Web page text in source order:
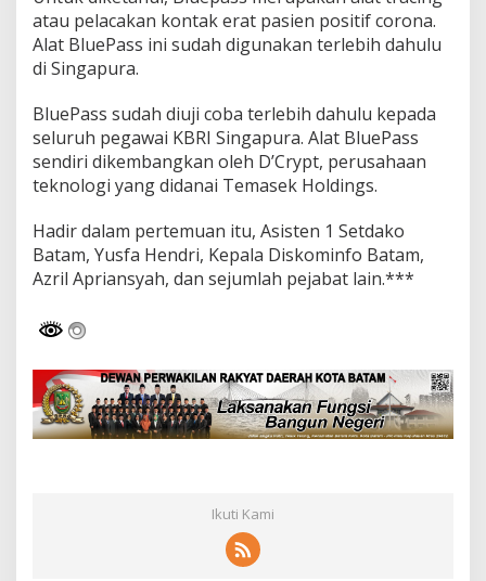
atau pelacakan kontak erat pasien positif corona.
Alat BluePass ini sudah digunakan terlebih dahulu
di Singapura.
BluePass sudah diuji coba terlebih dahulu kepada
seluruh pegawai KBRI Singapura. Alat BluePass
sendiri dikembangkan oleh D’Crypt, perusahaan
teknologi yang didanai Temasek Holdings.
Hadir dalam pertemuan itu, Asisten 1 Setdako
Batam, Yusfa Hendri, Kepala Diskominfo Batam,
Azril Apriansyah, dan sejumlah pejabat lain.***
Ikuti Kami